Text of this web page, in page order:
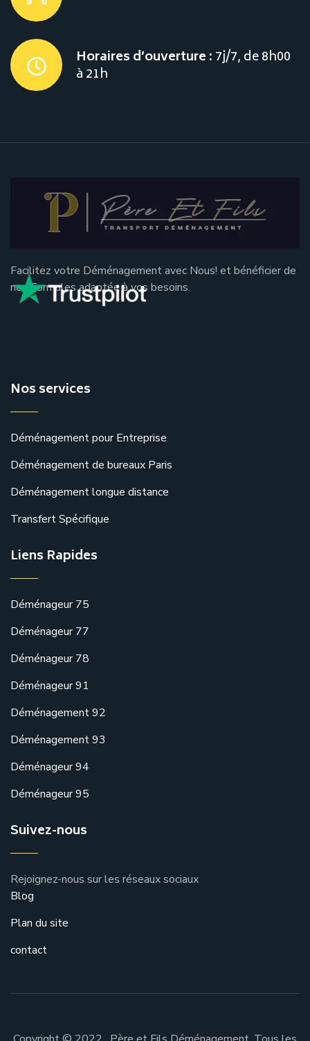
Horaires d’ouverture :7j/7, de 8h00
à 21h
Facilitez votre Déménagement avec Nous! et bénéficier de
nos Formules adaptée à vos besoins.
Nos services
Déménagement pour Entreprise
Déménagement de bureaux Paris
Déménagement longue distance
Transfert Spécifique
Liens Rapides
Déménageur 75
Déménageur 77
Déménageur 78
Déménageur 91
Déménagement 92
Déménagement 93
Déménageur 94
Déménageur 95
Suivez-nous
Rejoignez-nous sur les réseaux sociaux
Blog
Plan du site
contact